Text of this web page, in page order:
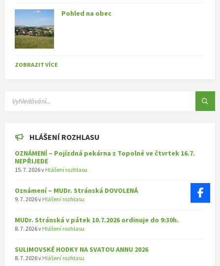
Pohled na obec
ZOBRAZIT VÍCE
HLÁŠENÍ ROZHLASU
OZNÁMENÍ – Pojízdná pekárna z Topolné ve čtvrtek 16.7.
NEPŘIJEDE
15. 7. 2026v Hlášení rozhlasu
Oznámení – MUDr. Stránská DOVOLENÁ
9. 7. 2026v Hlášení rozhlasu
MUDr. Stránská v pátek 10.7.2026 ordinuje do 9:30h.
8. 7. 2026v Hlášení rozhlasu
SULIMOVSKÉ HODKY NA SVATOU ANNU 2026
8. 7. 2026v Hlášení rozhlasu